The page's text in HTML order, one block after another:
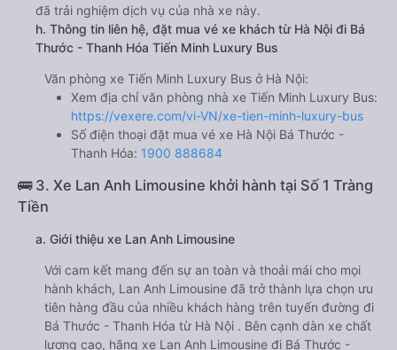
đã trải nghiệm dịch vụ của nhà xe này.
h. Thông tin liên hệ, đặt mua vé xe khách từ Hà Nội đi Bá
Thước - Thanh Hóa Tiến Minh Luxury Bus
Văn phòng xe Tiến Minh Luxury Bus ở Hà Nội:
Xem địa chỉ văn phòng nhà xe Tiến Minh Luxury Bus:
https://vexere.com/vi-VN/xe-tien-minh-luxury-bus
Số điện thoại đặt mua vé xe Hà Nội Bá Thước -
Thanh Hóa: 1900 888684
🚌 3. Xe Lan Anh Limousine khởi hành tại Số 1 Tràng
Tiền
a. Giới thiệu xe Lan Anh Limousine
Với cam kết mang đến sự an toàn và thoải mái cho mọi
hành khách, Lan Anh Limousine đã trở thành lựa chọn ưu
tiên hàng đầu của nhiều khách hàng trên tuyến đường đi
Bá Thước - Thanh Hóa từ Hà Nội . Bên cạnh dàn xe chất
lượng cao, hãng xe Lan Anh Limousine đi Bá Thước -